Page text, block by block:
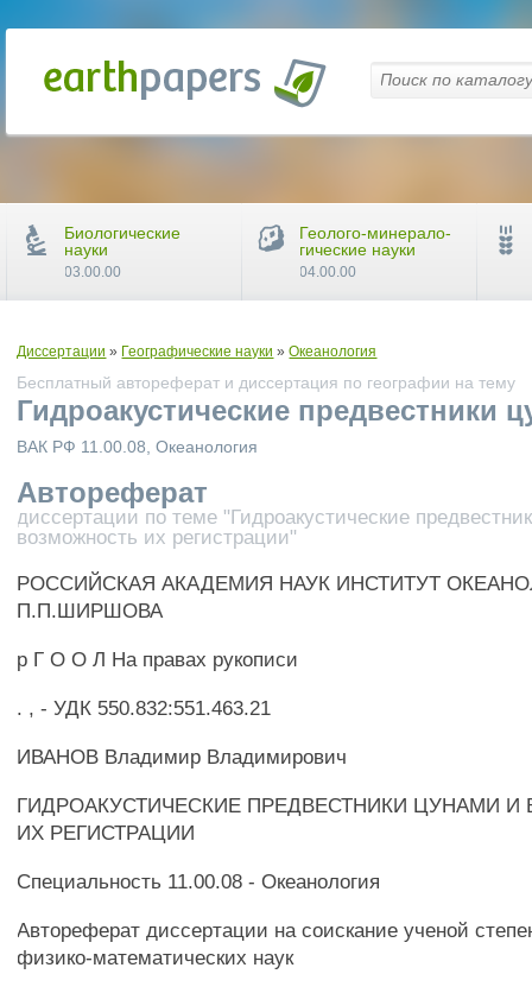
Диссертации » Географические науки »Океанология
Бесплатный автореферат и диссертация по географии на тему
Гидроакустические предвестники
ВАК РФ 11.00.08, Океанология
Автореферат
диссертации по теме "Гидроакустические
возможность их регистрации"
РОССИЙСКАЯ АКАДЕМИЯ НАУК ИНСТИТУТ
П.П.ШИРШОВА
р Г О О Л На правах рукописи
. , - УДК 550.832:551.463.21
ИВАНОВ Владимир Владимирович
ГИДРОАКУСТИЧЕСКИЕ ПРЕДВЕСТНИКИ ЦУНАМИ
ИХ РЕГИСТРАЦИИ
Специальность 11.00.08 - Океанология
Автореферат диссертации на соискание ученой
физико-математических наук
Биологические
науки
03.00.00
Геолого-минерало-
гические науки
04.00.00